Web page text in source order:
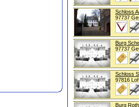
Schloss
97737
Burg
97737
Schloss
97816
Burg